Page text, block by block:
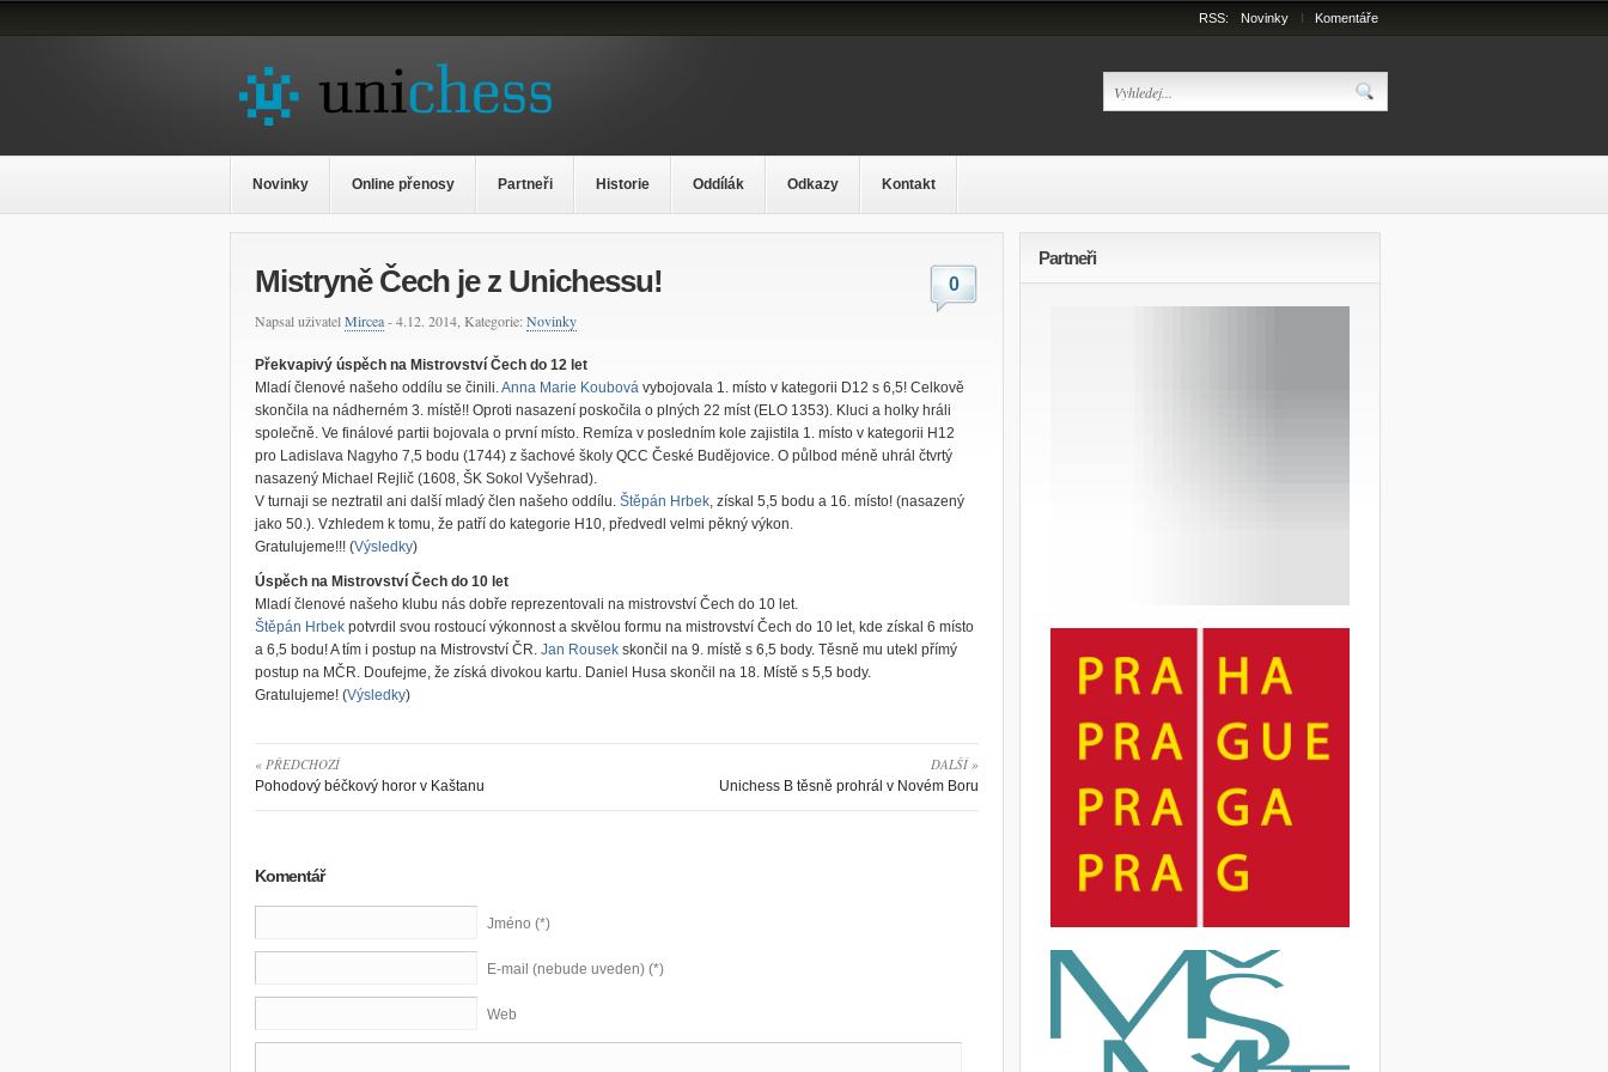
RSS: Novinky Komentáře
Novinky Online přenosy Partneři Historie Oddílák Odkazy Kontakt
Mistryně Čech je z Unichessu!
Napsal uživatel Mircea- 4.12. 2014, Kategorie: Novinky
0
Překvapivý úspěch na Mistrovství Čech do 12 let
Mladí členové našeho oddílu se činili.Anna Marie Koubová vybojovala 1. místo v kategorii D12 s 6,5! Celkově
skončila na nádherném 3. místě!! Oproti nasazení poskočila o plných 22 míst (ELO 1353). Kluci a holky hráli
společně. Ve finálové partii bojovala o první místo. Remíza v posledním kole zajistila 1. místo v kategorii H12
pro Ladislava Nagyho 7,5 bodu (1744) z šachové školy QCC České Budějovice. O půlbod méně uhrál čtvrtý
nasazený Michael Rejlič (1608, ŠK Sokol Vyšehrad).
V turnaji se neztratil ani další mladý člen našeho oddílu. Štěpán Hrbek, získal 5,5 bodu a 16. místo! (nasazený
jako 50.). Vzhledem k tomu, že patří do kategorie H10, předvedl velmi pěkný výkon.
Gratulujeme!!! (Výsledky)
Úspěch na Mistrovství Čech do 10 let
Mladí členové našeho klubu nás dobře reprezentovali na mistrovství Čech do 10 let.
Štěpán Hrbek potvrdil svou rostoucí výkonnost a skvělou formu na mistrovství Čech do 10 let, kde získal 6 místo
a 6,5 bodu! A tím i postup na Mistrovství ČR. Jan Rousek skončil na 9. místě s 6,5 body. Těsně mu utekl přímý
postup na MČR. Doufejme, že získá divokou kartu. Daniel Husa skončil na 18. Místě s 5,5 body.
Gratulujeme! (Výsledky)
« PŘEDCHOZÍ
Pohodový béčkový horor v Kaštanu
DALŠÍ »
Unichess B těsně prohrál v Novém Boru
Komentář
Jméno (*)
E-mail (nebude uveden) (*)
Web
Partneři